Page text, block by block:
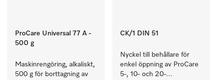
ProCare Universal 77 A -
500 g
Maskinrengöring, alkaliskt,
500 g för borttagning av
CK/1 DIN 51
Nyckel till behållare för
enkel öppning av ProCare
5-, 10- och 20-